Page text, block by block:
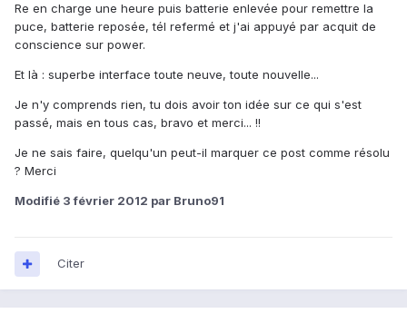
Re en charge une heure puis batterie enlevée pour remettre la
puce, batterie reposée, tél refermé et j'ai appuyé par acquit de
conscience sur power.
Et là : superbe interface toute neuve, toute nouvelle...
Je n'y comprends rien, tu dois avoir ton idée sur ce qui s'est
passé, mais en tous cas, bravo et merci... !!
Je ne sais faire, quelqu'un peut-il marquer ce post comme résolu
? Merci
Modifié 3 février 2012 par Bruno91
Citer